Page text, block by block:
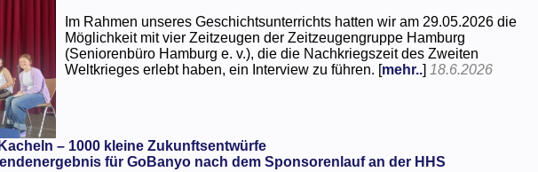
Im Rahmen unseres Geschichtsunterrichts hatten wir am 29.05.2026 die
Möglichkeit mit vier Zeitzeugen der Zeitzeugengruppe Hamburg
(Seniorenbüro Hamburg e. v.), die die Nachkriegszeit des Zweiten
Weltkrieges erlebt haben, ein Interview zu führen. [mehr..] 18.6.2026
– 1000 kleine Zukunftsentwürfe
für GoBanyo nach dem Sponsorenlauf an der HHS